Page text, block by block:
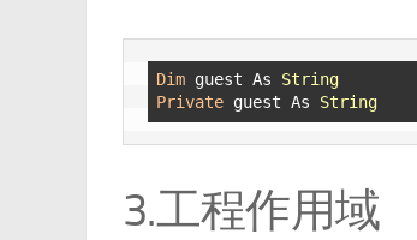
Dim guest As String
Private guest As String
3.工程作用域